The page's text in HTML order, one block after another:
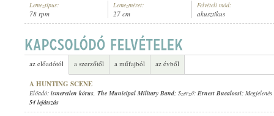
1906 KÖRÜL
Lemeztípus:
78 rpm
Lemezméret:
27 cm
Felvételi mód:
akusztikus
az előadótól a szerzőtől a műfajból az évből
A HUNTING SCENE
Előadó: ismeretlen kórus, The Municipal Military Band; Szerző: Ernest Bucalossi;
54 lejátszás